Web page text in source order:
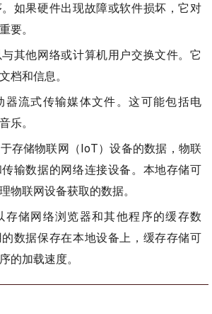
如果硬件出现故障或软件损坏，它对
要。
其他网络或计算机用户交换文件。它
档和信息。
器流式传输媒体文件。这可能包括电
乐。
存储物联网（IoT）设备的数据，物联
输数据的网络连接设备。本地存储可
物联网设备获取的数据。
存储网络浏览器和其他程序的缓存数
数据保存在本地设备上，缓存存储可
的加载速度。